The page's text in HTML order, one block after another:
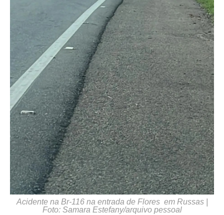
Acidente na Br-116 na entrada de Flores em Russas |
Foto: Samara Estefany/arquivo pessoal